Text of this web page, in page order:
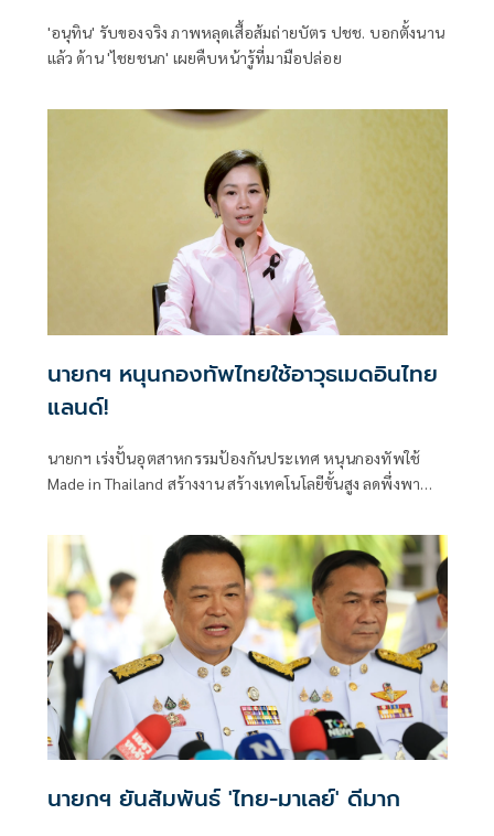
'อนุทิน' รับของจริง ภาพหลุดเสื้อส้มถ่ายบัตร ปชช. บอกตั้งนาน
แล้ว ด้าน 'ไชยชนก' เผยคืบหน้ารู้ที่มามือปล่อย
นายกฯ หนุนกองทัพไทยใช้อาวุธเมดอินไทย
แลนด์!
นายกฯ เร่งปั้นอุตสาหกรรมป้องกันประเทศ หนุนกองทัพใช้
Made in Thailand สร้างงาน สร้างเทคโนโลยีขั้นสูง ลดพึ่งพา
นายกฯ ยันสัมพันธ์ 'ไทย-มาเลย์' ดีมาก